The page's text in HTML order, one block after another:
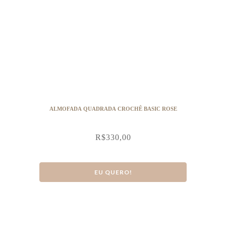
ALMOFADA QUADRADA CROCHÊ BASIC ROSE
R$330,00
EU QUERO!